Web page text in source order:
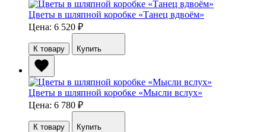
Цветы в шляпной коробке «Танец вдвоём»
Цена: 6 520 ₽
К товару Купить
Цветы в шляпной коробке «Мысли вслух»
Цена: 6 780 ₽
К товару Купить